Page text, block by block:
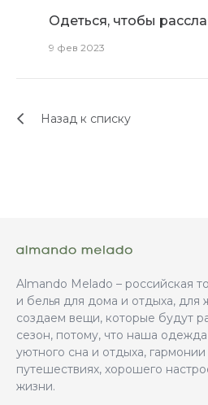
Одеться, чтобы
9 фев 2023
Назад к списку
Almando Melado – российская
и белья для дома и отдыха,
создаем вещи, которые будут
сезон, потому, что наша
уютного сна и отдыха,
путешествиях, хорошего
жизни.